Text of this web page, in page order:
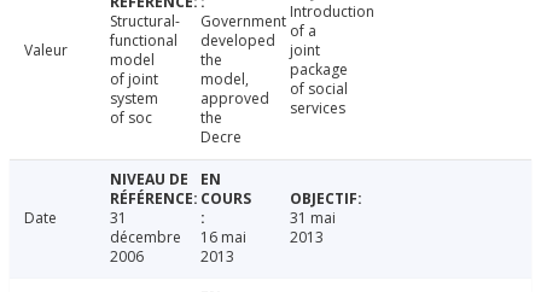
Valeur
Structural-
functional
model
of joint
system
of soc
Government
developed
the
model,
approved
the
Decre
Introduction
of a
joint
package
of social
services
Date
31
décembre
2006
16 mai
2013
31 mai
2013